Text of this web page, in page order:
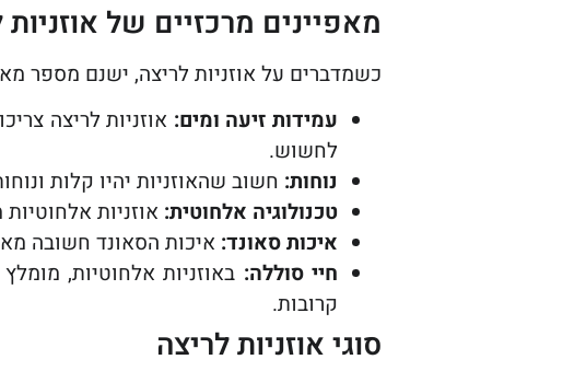
מאפיינים מרכזיים של אוזניות
כשמדברים על אוזניות לריצה, ישנם מספר
עמידות זיעה ומים: אוזניות לריצה
לחשוש.
נוחות: חשוב שהאוזניות יהיו קלות
טכנולוגיה אלחוטית: אוזניות
איכות סאונד: איכות הסאונד חשובה
חיי סוללה: באוזניות אלחוטיות,
קרובות.
סוגי אוזניות לריצה